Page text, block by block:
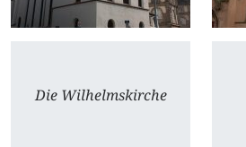
Die Wilhelmskirche